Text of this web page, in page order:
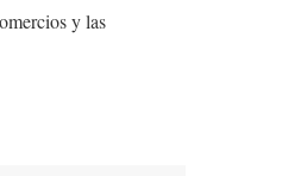
y las